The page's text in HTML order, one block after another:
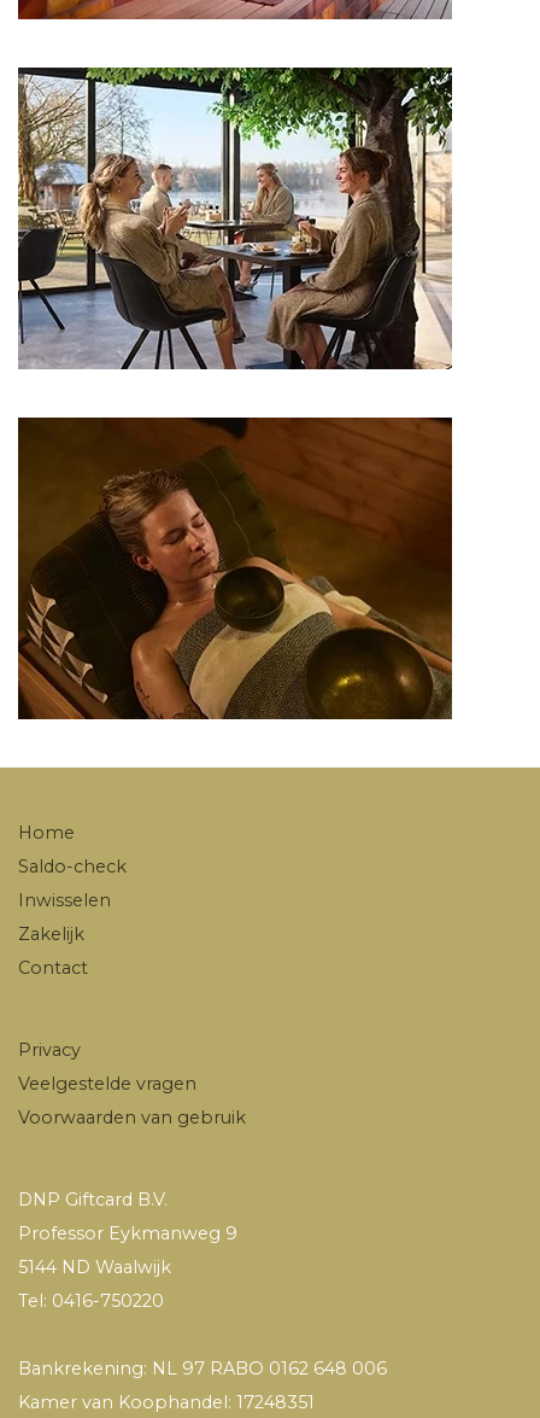
Home
Saldo-check
Inwisselen
Zakelijk
Contact
Privacy
Veelgestelde vragen
Voorwaarden van gebruik
DNP Giftcard B.V.
Professor Eykmanweg 9
5144 ND Waalwijk
Tel: 0416-750220
Bankrekening: NL 97 RABO 0162 648 006
Kamer van Koophandel: 17248351